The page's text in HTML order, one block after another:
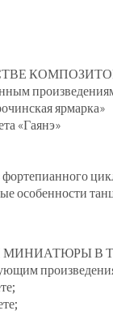
ярмарка»
«Гаянэ»
особенности
В